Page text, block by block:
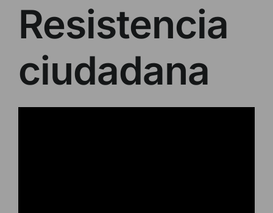
Resistencia
ciudadana